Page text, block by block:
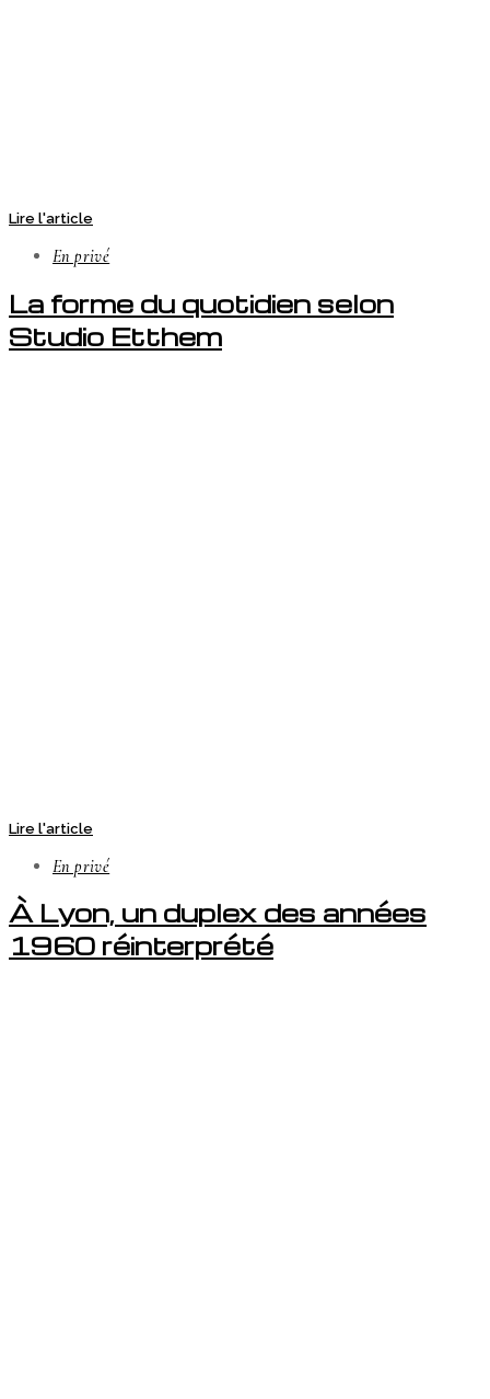
Lire l'article
En privé
La forme du quotidien selon
Studio Etthem
Lire l'article
En privé
À Lyon, un duplex des années
1960 réinterprété